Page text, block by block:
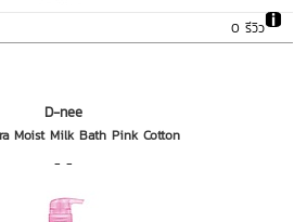
0 รีวิว
D-nee
Moist Milk Bath Pink Cotton
- -